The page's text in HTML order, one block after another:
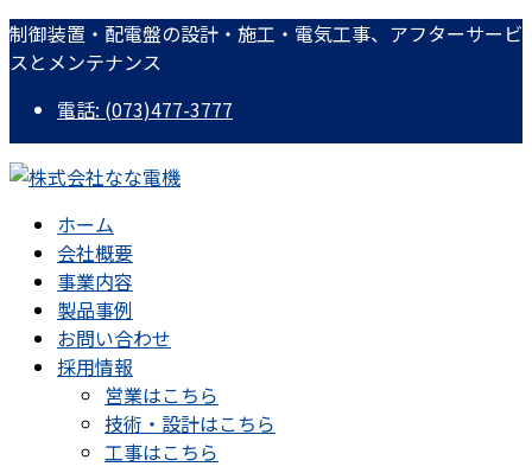
コ
ン
ツ
に
ナ
ビ
シ
ョ
制御装置・配電盤の設計・施工・電気工事、アフターサービ
スとメンテナンス
電話: (073)477-3777
ホーム
会社概要
事業内容
製品事例
お問い合わせ
採用情報
営業はこちら
技術・設計はこちら
工事はこちら